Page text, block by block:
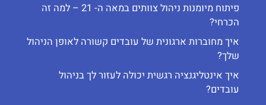
פיתוח מיומנות ניהול צוותים במאה ה- 21 – למה זה
הכרחי?
איך מחוברות ארגונית של עובדים קשורה לאופן הניהול
שלך?
איך אינטליגנציה רגשית יכולה לעזור לך בניהול
עובדים?